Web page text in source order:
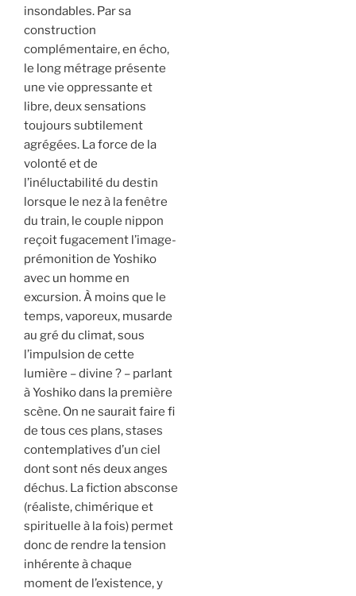
insondables. Par sa
construction
complémentaire, en écho,
le long métrage présente
une vie oppressante et
libre, deux sensations
toujours subtilement
agrégées. La force de la
volonté et de
l’inéluctabilité du destin
lorsque le nez à la fenêtre
du train, le couple nippon
reçoit fugacement l’image-
prémonition de Yoshiko
avec un homme en
excursion. À moins que le
temps, vaporeux, musarde
au gré du climat, sous
l’impulsion de cette
lumière – divine ? – parlant
à Yoshiko dans la première
scène. On ne saurait faire fi
de tous ces plans, stases
contemplatives d’un ciel
dont sont nés deux anges
déchus. La fiction absconse
(réaliste, chimérique et
spirituelle à la fois) permet
donc de rendre la tension
inhérente à chaque
moment de l’existence, y